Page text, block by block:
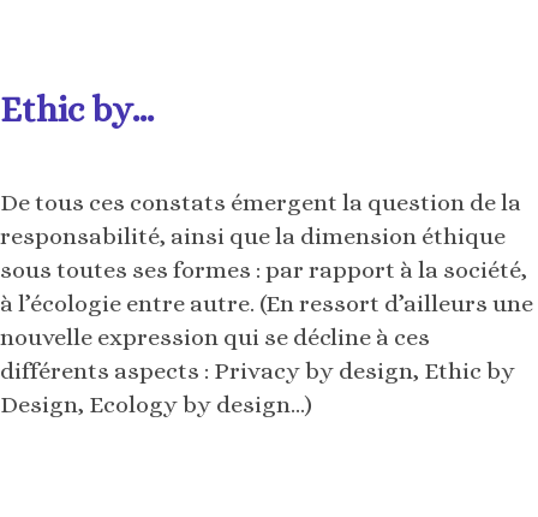
responsabilité, ainsi que la dimension éthique
sous toutes ses formes : par rapport à la société,
nouvelle expression qui se décline à ces
différents aspects : Privacy by design, Ethic by
Design, Ecology by design…)
Mécanique